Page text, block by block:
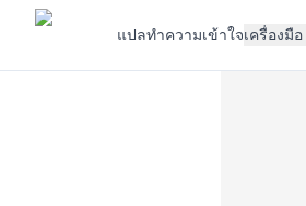
แปลทำความเข้าใจเครื่องมือ